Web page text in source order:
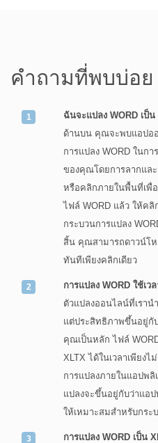
คำถามที่พบบ่อย
ฉันจะแปลง WORD เป็
ด้านบน คุณจะพบแอปอ
การแปลง WORD ในกา
ของคุณโดยการลากแล
หรือคลิกภายในพื้นที่เพื่อ
ไฟล์ WORD แล้ว ให้คลิ
กระบวนการแปลง
สิ้น คุณสามารถดาวน์โ
ทันทีเพียงคลิกเดียว
การแปลง WORD ใช้เว
ตัวแปลงออนไลน์ที่เราน
แต่ประสิทธิภาพขึ้นอยู่กั
คุณเป็นหลัก ไฟล์
XLTX ได้ในเวลาเพียง
การแปลงภายในแอปพลิ
แปลงจะขึ้นอยู่กับว่าแอ
ให้เหมาะสมสำหรับกระ
การแปลง WORD เป็น